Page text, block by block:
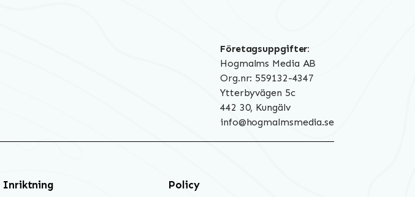
Företagsuppgifter:
Hogmalms Media AB
Org.nr: 559132-4347
Ytterbyvägen 5c
442 30, Kungälv
info@hogmalmsmedia.se
Inriktning Policy